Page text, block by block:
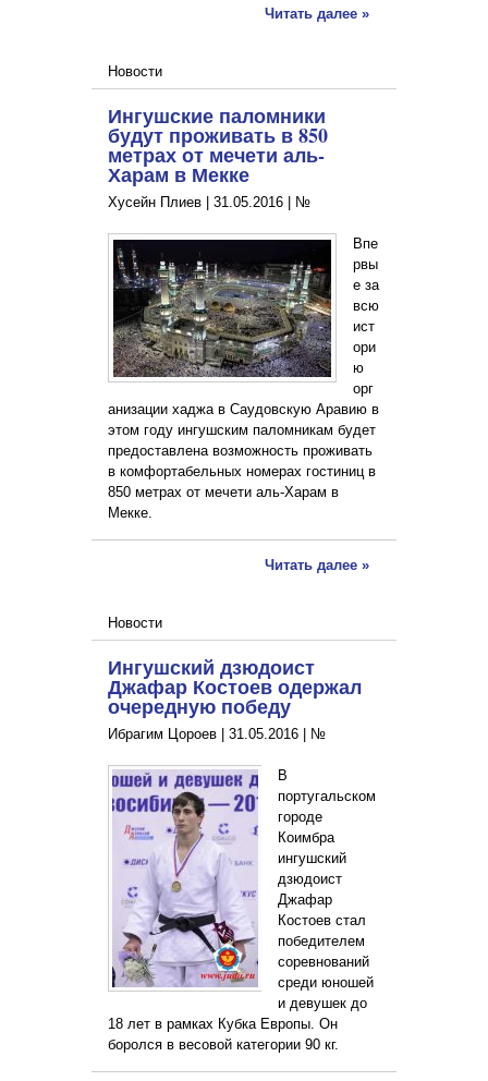
Читать далее »
Новости
Ингушские паломники
будут проживать в 850
метрах от мечети аль-
Харам в Мекке
Хусейн Плиев | 31.05.2016 №
Впе
рвы
е за
всю
ист
ори
ю
орг
анизации хаджа в Саудовскую Аравию в
этом году ингушским паломникам будет
предоставлена возможность проживать
в комфортабельных номерах гостиниц в
850 метрах от мечети аль-Харам в
Мекке.
Читать далее »
Новости
Ингушский дзюдоист
Джафар Костоев одержал
очередную победу
Ибрагим Цороев | 31.05.2016 №
В
португальском
городе
Коимбра
ингушский
дзюдоист
Джафар
Костоев стал
победителем
соревнований
среди юношей
и девушек до
18 лет в рамках Кубка Европы. Он
боролся в весовой категории 90 кг.